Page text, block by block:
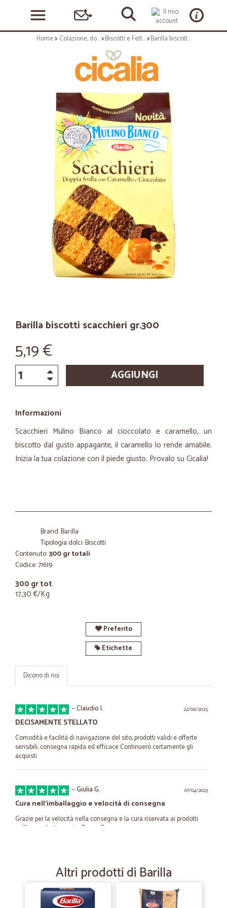
Home Colazione, dolciumi e snack Biscotti e Fette Biscottate Barilla biscotti scacchieri gr.300
Barilla biscotti scacchieri gr.300
5,19 €
AGGIUNGI
Informazioni
Scacchieri Mulino Bianco al cioccolato e caramello, un
biscotto dal gusto appagante, il caramello lo rende amabile.
Inizia la tua colazione con il piede giusto. Provalo su Cicalia!
Brand: Barilla
Tipologia dolci: Biscotti
Contenuto:300 gr totali
Codice: 71619
300 gr tot
17,30 €/Kg
Preferito
Etichette
Dicono di noi
22/06/2025
—Claudio I.
DECISAMENTE STELLATO
Comodità e facilità di navigazione del sito, prodotti validi e offerte
sensibili, consegna rapida ed efficace Continuerò certamente gli
acquisti
07/04/2023
—Giulia G.
Cura nell'imballaggio e velocità di consegna
Grazie per la velocità nella consegna e la cura riservata ai prodotti
nell'impacchettamento. Buona Pasqua
Efficienza e qualità
Prima volta che acquisto su Cicalia. Per provare ho ordinato una
modesta quantità di arance e di melagrane, frutto quest'ultimo di
Altri prodotti di Barilla